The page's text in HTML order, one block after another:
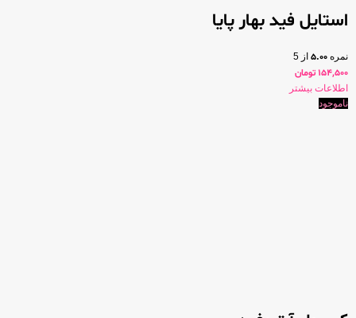
استایل فید بهار پایا
نمره 5.00 از 5
154,500 تومان
اطلاعات بیشتر
ناموجود